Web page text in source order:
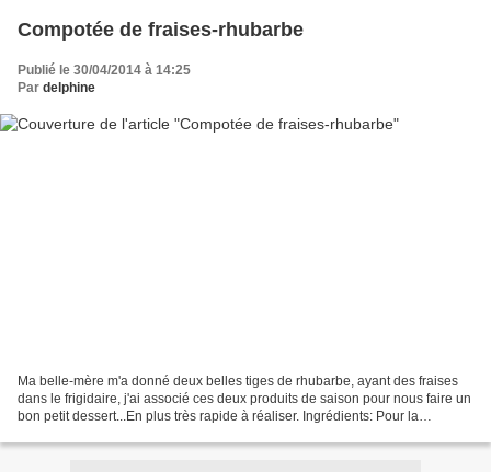
Compotée de fraises-rhubarbe
Publié le 30/04/2014 à 14:25
Par delphine
Ma belle-mère m'a donné deux belles tiges de rhubarbe, ayant des fraises
dans le frigidaire, j'ai associé ces deux produits de saison pour nous faire un
bon petit dessert...En plus très rapide à réaliser. Ingrédients: Pour la